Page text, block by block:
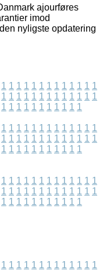
ajourføres
imod
nyligste opdatering
1 1 1 1 1 1 1 1 1 1 1 1 1
1 1 1 1 1 1 1 1 1 1 1 1 1
1 1 1 1 1 1 1 1 1 1 1
1 1 1 1 1 1 1 1 1 1 1 1 1
1 1 1 1 1 1 1 1 1 1 1 1 1
1 1 1 1 1 1 1 1 1 1 1
1 1 1 1 1 1 1 1 1 1 1 1 1
1 1 1 1 1 1 1 1 1 1 1 1 1
1 1 1 1 1 1 1 1 1 1 1
1 1 1 1 1 1 1 1 1 1 1 1 1